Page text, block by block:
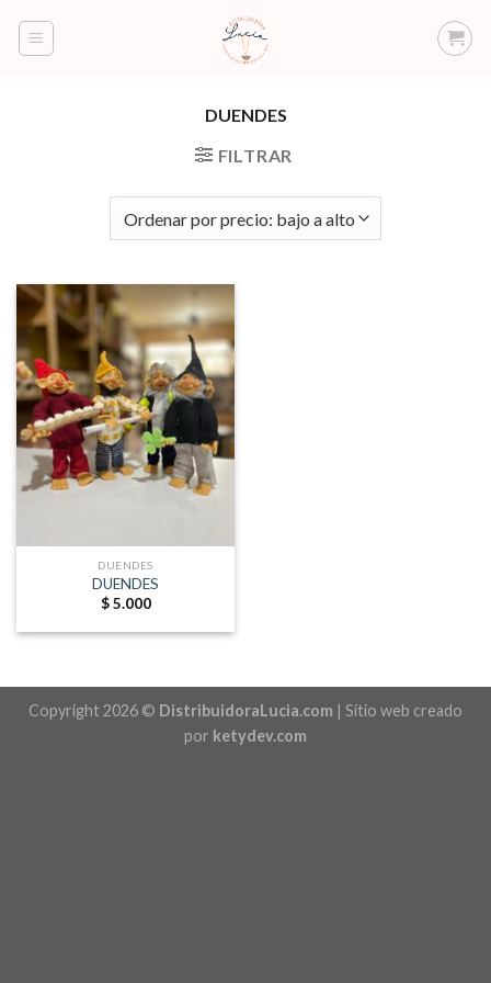
DUENDES
FILTRAR
DUENDES
DUENDES
$5.000
Copyright 2026 © DistribuidoraLucia.com | Sitio web creado
por ketydev.com